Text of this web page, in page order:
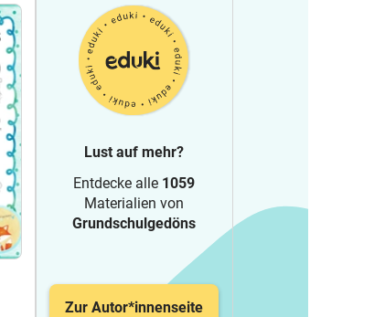
Lust auf mehr?
Entdecke alle 1059
Materialien von
Grundschulgedöns
Zur Autor*innenseite